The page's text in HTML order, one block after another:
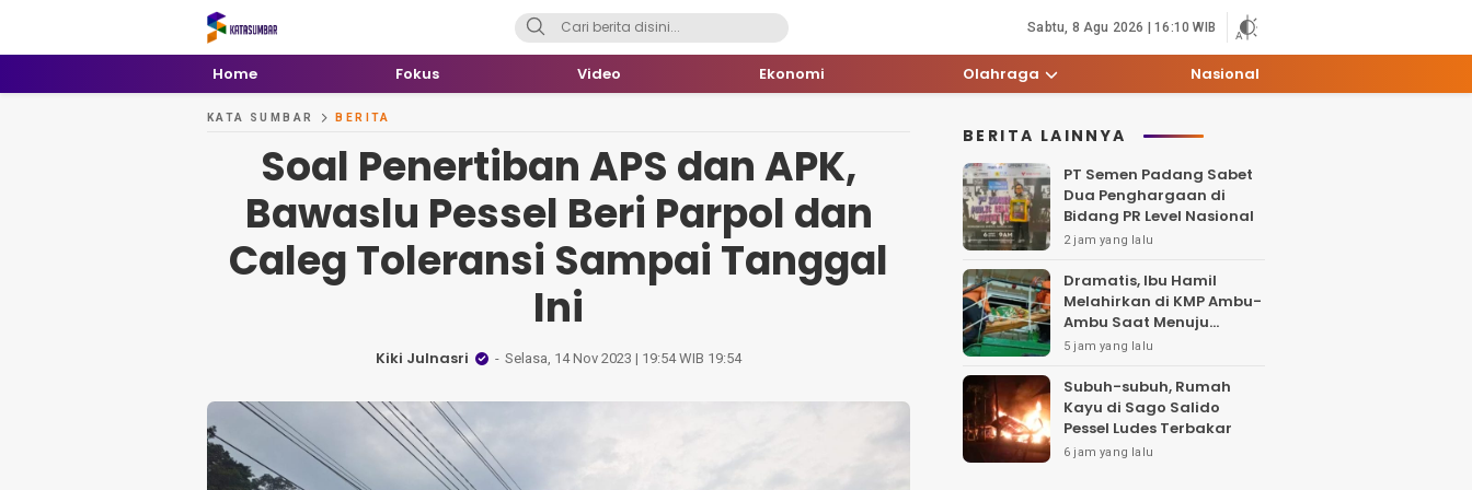
Kata Sumbar
Berita Sumbar Hari Ini
Sabtu, 8 Agu 2026 | 16:10 WIB
Home Fokus Video Ekonomi Olahraga Nasional
KATA SUMBAR BERITA
Soal Penertiban APS dan APK,
Bawaslu Pessel Beri Parpol dan
Caleg Toleransi Sampai Tanggal
Ini
Kiki Julnasri Selasa, 14 Nov 2023 | 19:54 WIB 19:54
BERITA LAINNYA
PT Semen Padang Sabet
Dua Penghargaan di
Bidang PR Level Nasional
2 jam yang lalu
Dramatis, Ibu Hamil
Melahirkan di KMP Ambu-
Ambu Saat Menuju
Padang
5 jam yang lalu
Subuh-subuh, Rumah
Kayu di Sago Salido
Pessel Ludes Terbakar
6 jam yang lalu